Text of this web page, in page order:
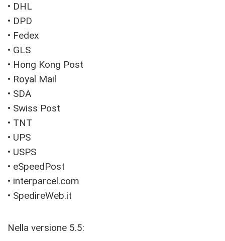
• DHL
• DPD
• Fedex
• GLS
• Hong Kong Post
• Royal Mail
• SDA
• Swiss Post
• TNT
• UPS
• USPS
• eSpeedPost
• interparcel.com
• SpedireWeb.it
Nella versione 5.5: